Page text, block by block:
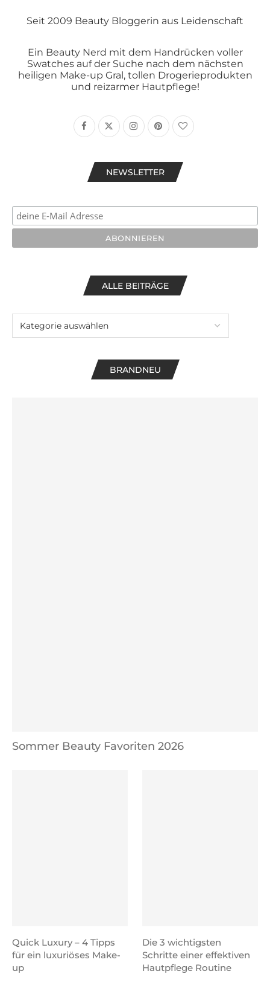
Seit 2009 Beauty Bloggerin aus Leidenschaft
Ein Beauty Nerd mit dem Handrücken voller
Swatches auf der Suche nach dem nächsten
heiligen Make-up Gral, tollen Drogerieprodukten
und reizarmer Hautpflege!
NEWSLETTER
ALLE BEITRÄGE
BRANDNEU
Sommer Beauty Favoriten 2026
Quick Luxury – 4 Tipps
für ein luxuriöses Make-
up
Die 3 wichtigsten
Schritte einer effektiven
Hautpflege Routine